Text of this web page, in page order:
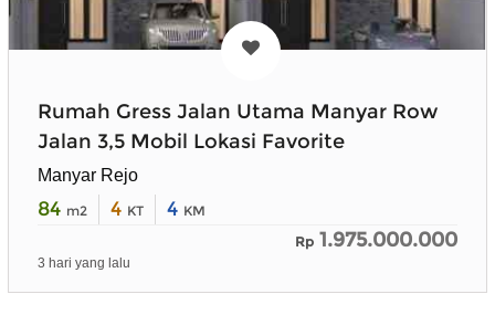
Rumah Gress Jalan Utama Manyar Row
Jalan 3,5 Mobil Lokasi Favorite
Manyar Rejo
84 m2 4 KT 4 KM
Rp 1.975.000.000
3 hari yang lalu